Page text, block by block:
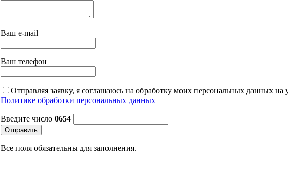
Ваш e-mail
Ваш телефон
Отправляя заявку, я соглашаюсь на обработку моих персональных данных
Политике обработки персональных данных
Введите число 0654
Отправить
Все поля обязательны для заполнения.